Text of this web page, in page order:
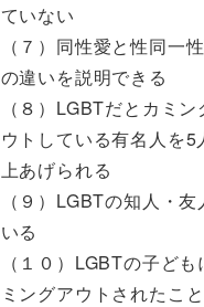
ていない
（７）同性愛と性同一
の違いを説明できる
（８）LGBTだとカミン
ウトしている有名人を5
上あげられる
（９）LGBTの知人・友
いる
（１０）LGBTの子ども
ミングアウトされたこ